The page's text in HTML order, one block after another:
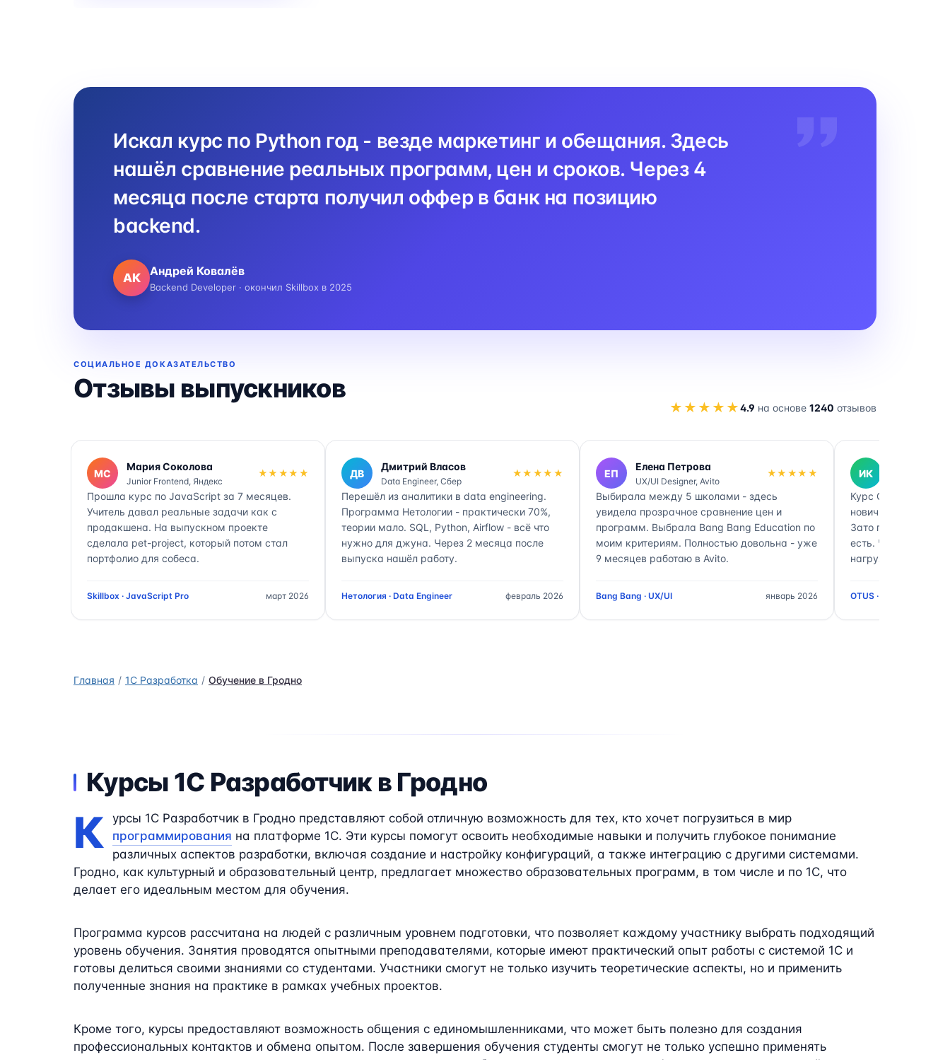
Искал курс по Python год - везде маркетинг и обещания. Здесь
нашёл сравнение реальных программ, цен и сроков. Через 4
месяца после старта получил оффер в банк на позицию
backend.
АК Андрей Ковалёв
Backend Developer · окончил Skillbox в 2025
СОЦИАЛЬНОЕ ДОКАЗАТЕЛЬСТВО
Отзывы выпускников
★★★★★4.9 на основе 1240 отзывов
МС
Мария Соколова
Junior Frontend, Яндекс
★★★★★
Прошла курс по JavaScript за 7 месяцев.
Учитель давал реальные задачи как с
продакшена. На выпускном проекте
сделала pet-project, который потом стал
портфолио для собеса.
Skillbox · JavaScript Pro март 2026
ДВ
Дмитрий Власов
Data Engineer, Сбер
★★★★★
Перешёл из аналитики в data engineering.
Программа Нетологии - практически 70%,
теории мало. SQL, Python, Airflow - всё что
нужно для джуна. Через 2 месяца после
выпуска нашёл работу.
Нетология · Data Engineer февраль 2026
ЕП
Елена Петрова
UX/UI Designer, Avito
★★★★★
Выбирала между 5 школами - здесь
увидела прозрачное сравнение цен и
программ. Выбрала Bang Bang Education по
моим критериям. Полностью довольна - уже
9 месяцев работаю в Avito.
Bang Bang · UX/UI январь 2026
ИК
Курс OTUS
новичков.
Зато после
есть. Через
нагрузке между
OTUS · DevOps
Главная 1C Разработка Обучение в Гродно
Курсы 1C Разработчик в Гродно
К
урсы 1C Разработчик в Гродно представляют собой отличную возможность для тех, кто хочет погрузиться в мир
программирования на платформе 1C. Эти курсы помогут освоить необходимые навыки и получить глубокое понимание
различных аспектов разработки, включая создание и настройку конфигураций, а также интеграцию с другими системами.
Гродно, как культурный и образовательный центр, предлагает множество образовательных программ, в том числе и по 1C, что
делает его идеальным местом для обучения.
Программа курсов рассчитана на людей с различным уровнем подготовки, что позволяет каждому участнику выбрать подходящий
уровень обучения. Занятия проводятся опытными преподавателями, которые имеют практический опыт работы с системой 1C и
готовы делиться своими знаниями со студентами. Участники смогут не только изучить теоретические аспекты, но и применить
полученные знания на практике в рамках учебных проектов.
Кроме того, курсы предоставляют возможность общения с единомышленниками, что может быть полезно для создания
профессиональных контактов и обмена опытом. После завершения обучения студенты смогут не только успешно применять